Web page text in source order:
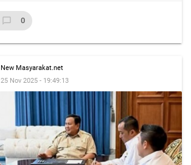
chat_bubble_outline 0
New Masyarakat.net
25 Nov 2025 - 19:49:13